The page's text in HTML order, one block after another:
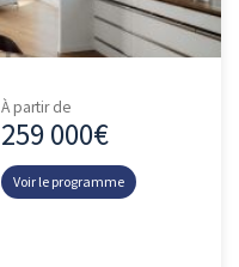
À partir de
259 000€
Voir le programme